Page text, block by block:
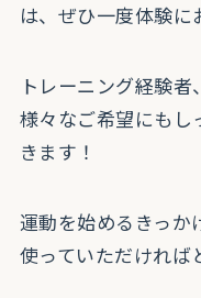
は、ぜひ一度体験に
トレーニング経験
様々なご希望にもし
きます！
運動を始めるきっ
使っていただければ